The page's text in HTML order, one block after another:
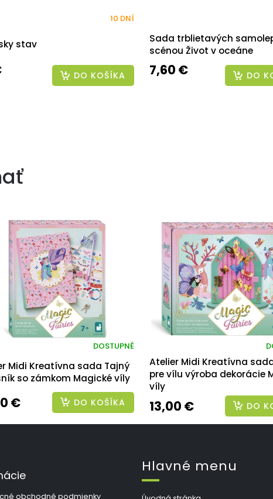
stav
10 DNÍ
DO KOŠÍKA
Sada trblietavých
scénou Život v oceáne
7,60 € DO
Midi Kreatívna sada Tajný
so zámkom Magické víly
DOSTUPNÉ
€ DO KOŠÍKA
Atelier Midi Kreatívna
pre vílu výroba dekorácie
víly
13,00 € DO
obchodné podmienky
Hlavné menu